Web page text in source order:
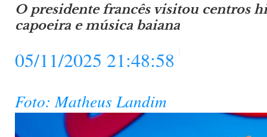
O presidente francês visitou centros
capoeira e música baiana
05/11/2025 21:48:58
Foto: Matheus Landim